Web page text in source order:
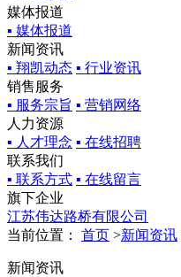
媒体报道
▪ 媒体报道
新闻资讯
▪ 翔凯动态 ▪ 行业资讯
销售服务
▪ 服务宗旨 ▪ 营销网络
人力资源
▪ 人才理念 ▪ 在线招聘
联系我们
▪ 联系方式 ▪ 在线留言
旗下企业
江苏伟达路桥有限公司
当前位置： 首页 >新闻资讯
新闻资讯